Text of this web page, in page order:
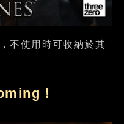
不使用時可收納於其
！